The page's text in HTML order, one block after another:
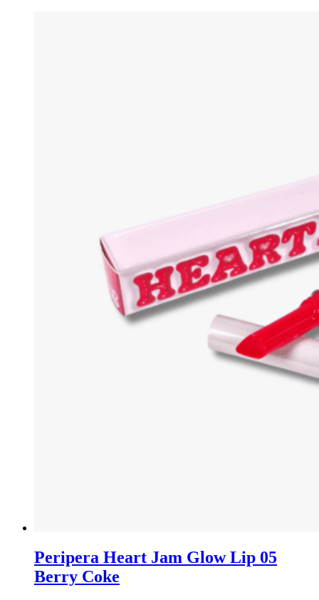
Peripera Heart Jam Glow Lip 05
Berry Coke